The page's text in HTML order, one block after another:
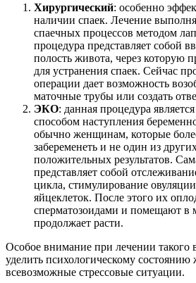
Хирургический: особенно
наличии спаек. Лечение
спаечных процессов методом
процедура представляет собой
полость живота, через которую
для устранения спаек. Сейчас
операции дает возможность
маточные трубы или создать
ЭКО: данная процедура
способом наступления
обычно женщинам, которые
забеременеть и не один из
положительных результатов.
представляет собой
цикла, стимулирование
яйцеклеток. После этого их
сперматозоидами и помещают в
продолжает расти.
Особое внимание при лечении такого
уделить психологическому
всевозможные стрессовые ситуации.